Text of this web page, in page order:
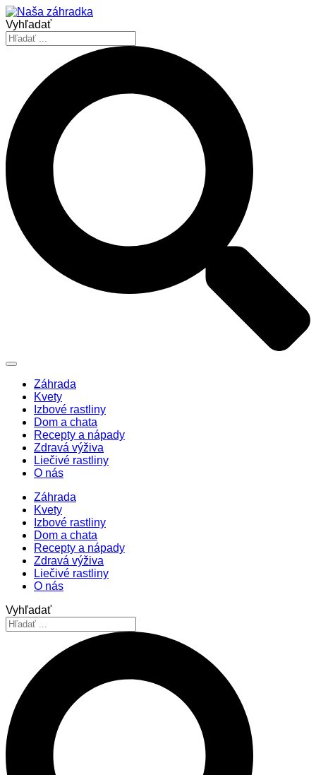
Vyhľadať
Záhrada
Kvety
Izbové rastliny
Dom a chata
Recepty a nápady
Zdravá výživa
Liečivé rastliny
O nás
Záhrada
Kvety
Izbové rastliny
Dom a chata
Recepty a nápady
Zdravá výživa
Liečivé rastliny
O nás
Vyhľadať